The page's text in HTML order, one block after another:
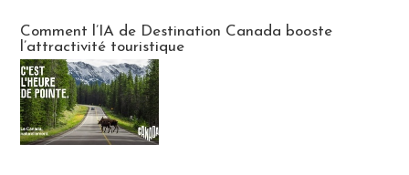
Comment l’IA de Destination Canada booste
l’attractivité touristique